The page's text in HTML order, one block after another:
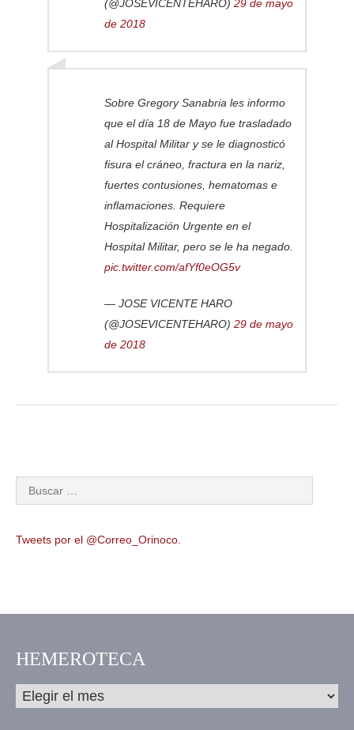
(@JOSEVICENTEHARO) 29 de mayo
de 2018
Sobre Gregory Sanabria les informo
que el día 18 de Mayo fue trasladado
al Hospital Militar y se le diagnosticó
fisura el cráneo, fractura en la nariz,
fuertes contusiones, hematomas e
inflamaciones. Requiere
Hospitalización Urgente en el
Hospital Militar, pero se le ha negado.
pic.twitter.com/afYf0eOG5v
— JOSE VICENTE HARO
(@JOSEVICENTEHARO) 29 de mayo
de 2018
Tweets por el @Correo_Orinoco.
HEMEROTECA